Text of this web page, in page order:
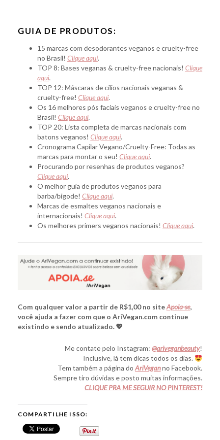
GUIA DE PRODUTOS:
15 marcas com desodorantes veganos e cruelty-free
no Brasil! Clique aqui.
TOP 8: Bases veganas & cruelty-free nacionais! Clique
aqui.
TOP 12: Máscaras de cílios nacionais veganas &
cruelty-free! Clique aqui.
Os 16 melhores pós faciais veganos e cruelty-free no
Brasil! Clique aqui.
TOP 20: Lista completa de marcas nacionais com
batons veganos! Clique aqui.
Cronograma Capilar Vegano/Cruelty-Free: Todas as
marcas para montar o seu! Clique aqui.
Procurando por resenhas de produtos veganos?
Clique aqui.
O melhor guia de produtos veganos para
barba/bigode! Clique aqui.
Marcas de esmaltes veganos nacionais e
internacionais! Clique aqui.
Os melhores primers veganos nacionais! Clique aqui.
Com qualquer valor a partir de R$1,00 no siteApoia-se,
você ajuda a fazer com que o AriVegan.com continue
existindo e sendo atualizado. 💖
Me contate pelo Instagram:@ariveganbeauty!
Inclusive, lá tem dicas todos os dias.
Tem também a página doAriVeganno Facebook.
Sempre tiro dúvidas e posto muitas informações.
CLIQUE PRA ME SEGUIR NO PINTEREST!
COMPARTILHE ISSO: